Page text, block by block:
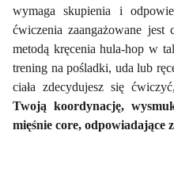
wymaga skupienia i
ćwiczenia zaangażowane jest
metodą kręcenia hula-hop w
trening na pośladki, uda lub
ciała zdecydujesz się
Twoją koordynację,
mięśnie core, odpowiadające